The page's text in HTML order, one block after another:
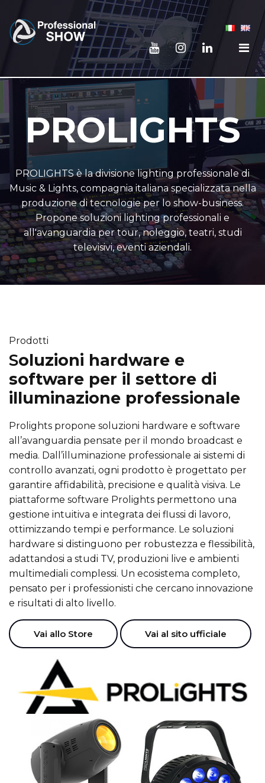
PROLIGHTS
PROLIGHTS è la divisione lighting professionale di
Music & Lights, compagnia italiana specializzata nella
produzione di tecnologie per lo show-business.
Propone soluzioni lighting professionali e
all'avanguardia per tour, noleggio, teatri, studi
televisivi, eventi aziendali.
Prodotti
Soluzioni hardware e
software per il settore di
illuminazione professionale
Prolights propone soluzioni hardware e software
all’avanguardia pensate per il mondo broadcast e
media. Dall’illuminazione professionale ai sistemi di
controllo avanzati, ogni prodotto è progettato per
garantire affidabilità, precisione e qualità visiva. Le
piattaforme software Prolights permettono una
gestione intuitiva e integrata dei flussi di lavoro,
ottimizzando tempi e performance. Le soluzioni
hardware si distinguono per robustezza e flessibilità,
adattandosi a studi TV, produzioni live e ambienti
multimediali complessi. Un ecosistema completo,
pensato per i professionisti che cercano innovazione
e risultati di alto livello.
Vai allo Store Vai al sito ufficiale